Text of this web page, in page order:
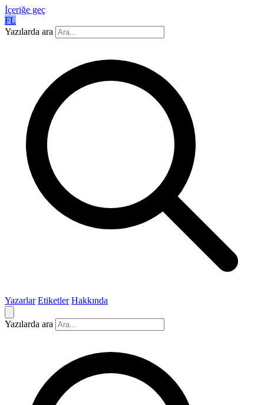
İçeriğe geç
FL
Yazılarda ara
Yazarlar Etiketler Hakkında
Yazılarda ara